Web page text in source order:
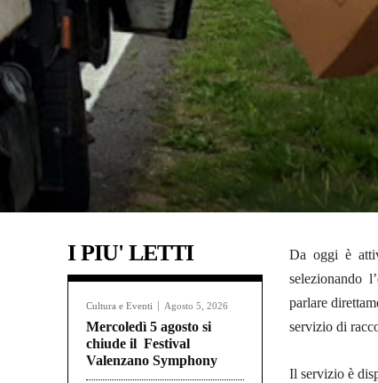
I PIU' LETTI
Cultura e Eventi Agosto 5, 2026
Mercoledì 5 agosto si
chiude il Festival
Valenzano Symphony
Da oggi è
selezionando
parlare
servizio di
Il servizio è